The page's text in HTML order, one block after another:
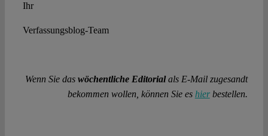
Ihr
Verfassungsblog-Team
Wenn Sie das wöchentliche Editorialals E-Mail zugesandt
bekommen wollen, können Sie es hierbestellen.